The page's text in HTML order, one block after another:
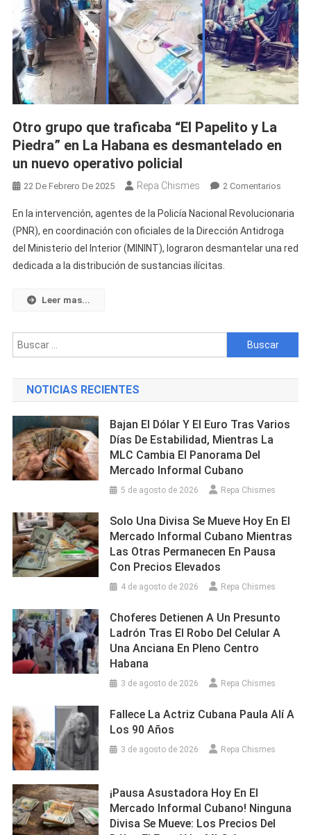
Otro grupo que traficaba “El Papelito y La
Piedra” en La Habana es desmantelado en
un nuevo operativo policial
22 De Febrero De 2025 Repa Chismes 2 ComentariosEn
Grupo
Que
Habana
En
En la intervención, agentes de la Policía Nacional Revolucionaria
(PNR), en coordinación con oficiales de la Dirección Antidroga
del Ministerio del Interior (MININT), lograron desmantelar una red
dedicada a la distribución de sustancias ilícitas.
Leer mas...
Buscar:
NOTICIAS RECIENTES
Bajan El Dólar Y El Euro Tras Varios
Días De Estabilidad, Mientras La
MLC Cambia El Panorama Del
Mercado Informal Cubano
5 de agosto de 2026 Repa Chismes
Solo Una Divisa Se Mueve Hoy En El
Mercado Informal Cubano Mientras
Las Otras Permanecen En Pausa
Con Precios Elevados
4 de agosto de 2026 Repa Chismes
Choferes Detienen A Un Presunto
Ladrón Tras El Robo Del Celular A
Una Anciana En Pleno Centro
Habana
3 de agosto de 2026 Repa Chismes
Fallece La Actriz Cubana Paula Alí A
Los 90 Años
3 de agosto de 2026 Repa Chismes
¡Pausa Asustadora Hoy En El
Mercado Informal Cubano! Ninguna
Divisa Se Mueve: Los Precios Del